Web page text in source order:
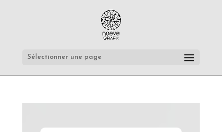
Sélectionner une page